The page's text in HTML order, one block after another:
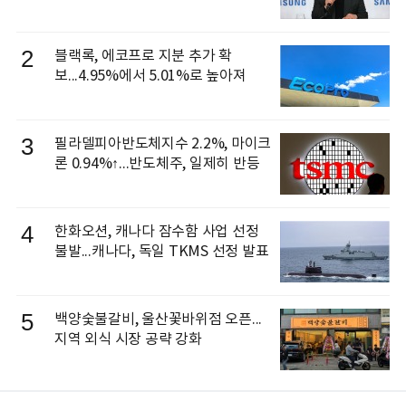
2
블랙록, 에코프로 지분 추가 확
보...4.95%에서 5.01%로 높아져
3
필라델피아반도체지수 2.2%, 마이크
론 0.94%↑...반도체주, 일제히 반등
4
한화오션, 캐나다 잠수함 사업 선정
불발...캐나다, 독일 TKMS 선정 발표
5
백양숯불갈비, 울산꽃바위점 오픈...
지역 외식 시장 공략 강화